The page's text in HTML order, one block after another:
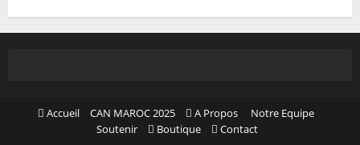
Accueil CAN MAROC 2025 A Propos
Notre Equipe
Soutenir
Boutique Contact